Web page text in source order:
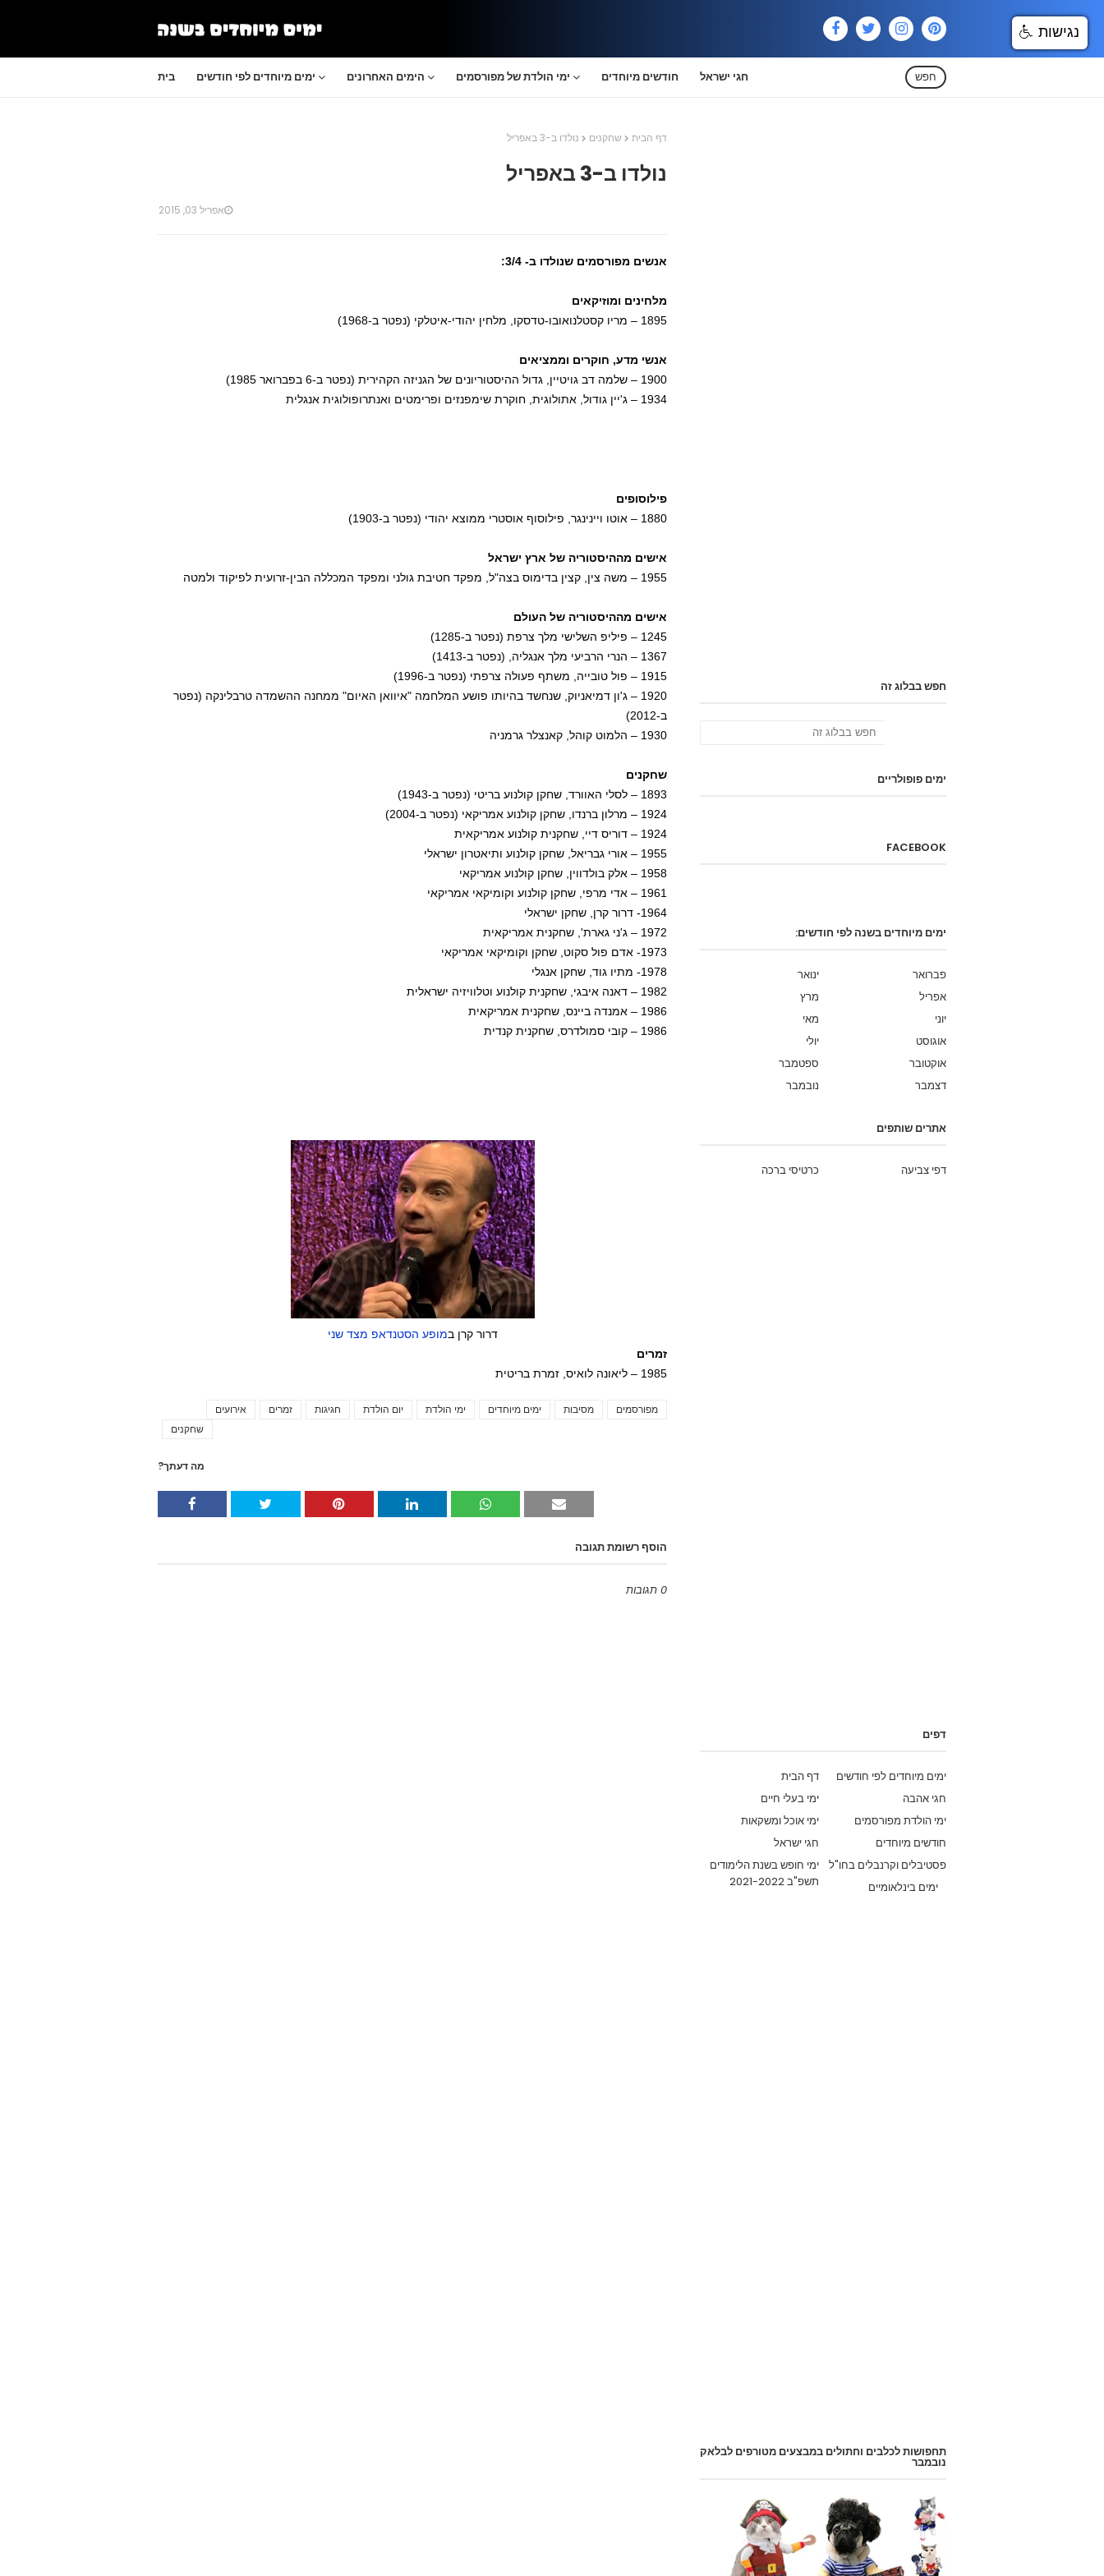
בית ימים מיוחדים לפי חודשים הימים האחרונים ימי הולדת של מפורסמים חודשים מיוחדים חגי ישראל חפש
דף הבית שחקנים נולדו ב-3 באפריל
נולדו ב-3 באפריל
אפריל 03, 2015
אנשים מפורסמים שנולדו ב- 3/4:
מלחינים ומוזיקאים
1895 – מריו קסטלנואובו-טדסקו, מלחין יהודי-איטלקי (נפטר ב-1968)
אנשי מדע, חוקרים וממציאים
1900 – שלמה דב גויטיין, גדול ההיסטוריונים של הגניזה הקהירית (נפטר ב-6 בפברואר 1985)
1934 – ג'יין גודול, אתולוגית, חוקרת שימפנזים ופרימטים ואנתרופולוגית אנגלית
פילוסופים
1880 – אוטו ויינינגר, פילוסוף אוסטרי ממוצא יהודי (נפטר ב-1903)
אישים מההיסטוריה של ארץ ישראל
1955 – משה צין, קצין בדימוס בצה"ל, מפקד חטיבת גולני ומפקד המכללה הבין-זרועית לפיקוד ולמטה
אישים מההיסטוריה של העולם
1245 – פיליפ השלישי מלך צרפת (נפטר ב-1285)
1367 – הנרי הרביעי מלך אנגליה, (נפטר ב-1413)
1915 – פול טובייה, משתף פעולה צרפתי (נפטר ב-1996)
1920 – ג'ון דמיאניוק, שנחשד בהיותו פושע המלחמה "איוואן האיום" ממחנה ההשמדה טרבלינקה (נפטר
ב-2012)
1930 – הלמוט קוהל, קאנצלר גרמניה
שחקנים
1893 – לסלי האוורד, שחקן קולנוע בריטי (נפטר ב-1943)
1924 – מרלון ברנדו, שחקן קולנוע אמריקאי (נפטר ב-2004)
1924 – דוריס דיי, שחקנית קולנוע אמריקאית
1955 – אורי גבריאל, שחקן קולנוע ותיאטרון ישראלי
1958 – אלק בולדווין, שחקן קולנוע אמריקאי
1961 – אדי מרפי, שחקן קולנוע וקומיקאי אמריקאי
1964- דרור קרן, שחקן ישראלי
1972 – ג'ני גארת', שחקנית אמריקאית
1973- אדם פול סקוט, שחקן וקומיקאי אמריקאי
1978- מתיו גוד, שחקן אנגלי
1982 – דאנה איבגי, שחקנית קולנוע וטלוויזיה ישראלית
1986 – אמנדה ביינס, שחקנית אמריקאית
1986 – קובי סמולדרס, שחקנית קנדית
דרור קרן במופע הסטנדאפ מצד שני
זמרים
1985 – ליאונה לואיס, זמרת בריטית
אירועים זמרים חגיגות יום הולדת ימי הולדת ימים מיוחדים מסיבות
מפורסמים
שחקנים
מה דעתך?
הוסף רשומת תגובה
0 תגובות
חפש בבלוג זה
ימים פופולריים
FACEBOOK
ימים מיוחדים בשנה לפי חודשים:
ינואר
פברואר
מרץ
אפריל
מאי
יוני
יולי
אוגוסט
ספטמבר
אוקטובר
נובמבר
דצמבר
אתרים שותפים
כרטיסי ברכה דפי צביעה
דפים
דף הבית
ימים מיוחדים לפי חודשים
ימי בעלי חיים
חגי אהבה
ימי אוכל ומשקאות
ימי הולדת מפורסמים
חגי ישראל
חודשים מיוחדים
ימי חופש בשנת הלימודים
תשפ"ב 2021-2022
פסטיבלים וקרנבלים בחו"ל
ימים בינלאומיים
תחפושות לכלבים וחתולים במבצעים מטורפים לבלאק
נובמבר
נגישות